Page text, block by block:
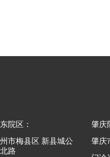
院区：
市梅县区 新县城公
路
肇庆
肇庆